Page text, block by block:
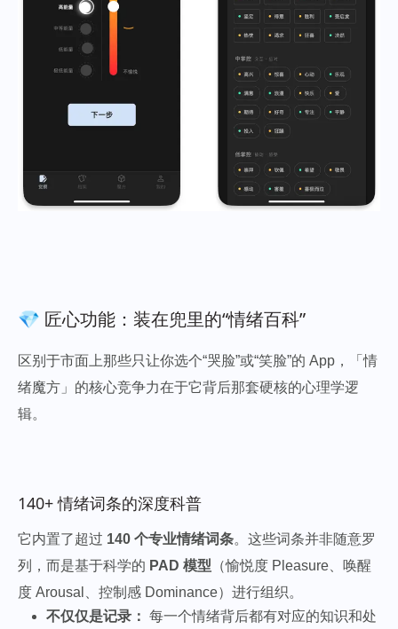
💎 匠心功能：装在兜里的“情绪百科”
区别于市面上那些只让你选个“哭脸”或“笑脸”的 App，「情
绪魔方」的核心竞争力在于它背后那套硬核的心理学逻
辑。
140+ 情绪词条的深度科普
它内置了超过 140 个专业情绪词条。这些词条并非随意罗
列，而是基于科学的 PAD 模型 （愉悦度 Pleasure、唤醒
度 Arousal、控制感 Dominance）进行组织。
不仅仅是记录： 每一个情绪背后都有对应的知识和处